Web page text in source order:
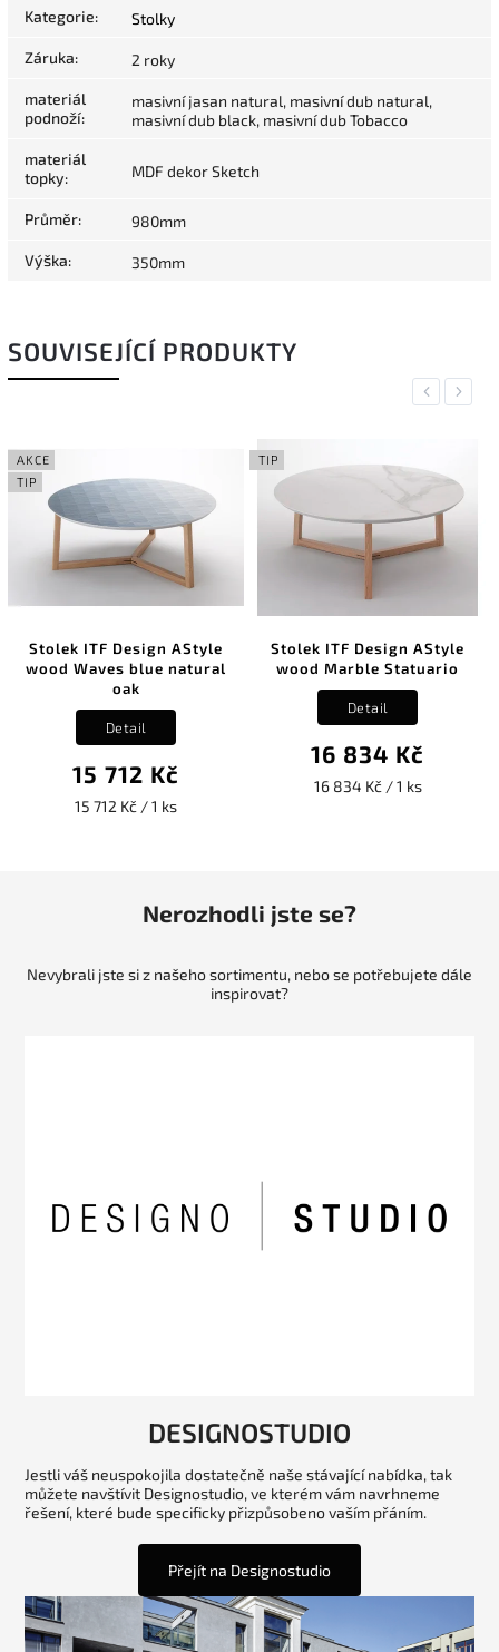
Kategorie: Stolky
Záruka: 2 roky
materiál
podnoží:
masivní jasan natural, masivní dub natural,
masivní dub black, masivní dub Tobacco
materiál
topky: MDF dekor Sketch
Průměr: 980mm
Výška: 350mm
SOUVISEJÍCÍ PRODUKTY
Previous
AKCE
TIP
Stolek ITF Design AStyle
wood Waves blue natural
oak
15 712 Kč
15 712 Kč / 1 ks
Detail
TIP
Stolek ITF Design AStyle
wood Marble Statuario
16 834 Kč
16 834 Kč / 1 ks
Detail
Next
Nerozhodli jste se?
Nevybrali jste si z našeho sortimentu, nebo se potřebujete dále
inspirovat?
DESIGNOSTUDIO
Jestli váš neuspokojila dostatečně naše stávající nabídka, tak
můžete navštívit Designostudio, ve kterém vám navrhneme
řešení, které bude specificky přizpůsobeno vaším přáním.
Přejít na Designostudio